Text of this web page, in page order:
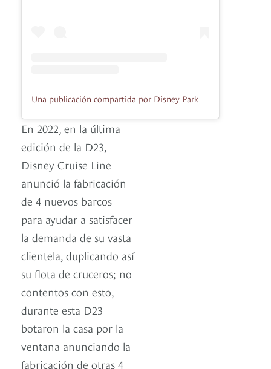
En 2022, en la última
edición de la D23,
Disney Cruise Line
anunció la fabricación
de 4 nuevos barcos
para ayudar a satisfacer
la demanda de su vasta
clientela, duplicando así
su flota de cruceros; no
contentos con esto,
durante esta D23
botaron la casa por la
ventana anunciando la
fabricación de otras 4